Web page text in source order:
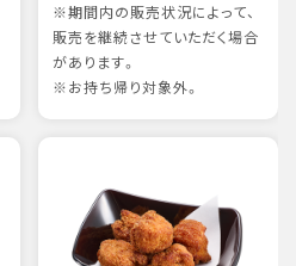
※期間内の販売状況によって、
販売を継続させていただく場合
があります。
※お持ち帰り対象外。